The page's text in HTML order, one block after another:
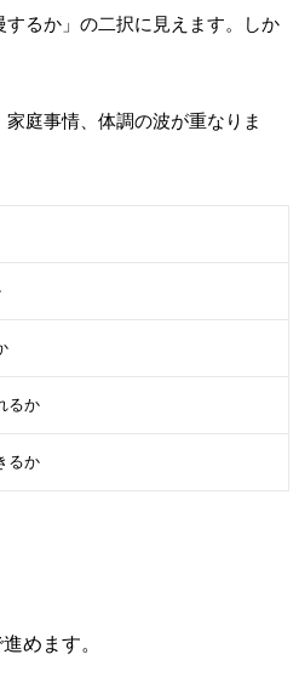
るか」の二択に見えます。しか
庭事情、体調の波が重なりま
るか
るか
めます。